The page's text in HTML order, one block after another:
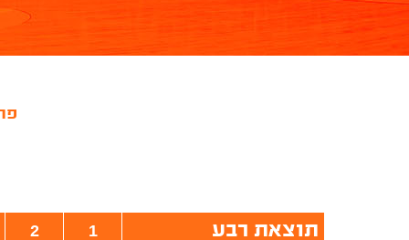
תוצאת רבע 1
2